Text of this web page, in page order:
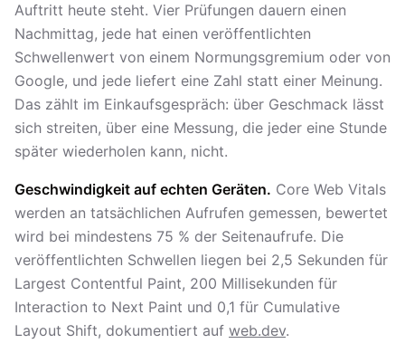
Auftritt heute steht. Vier Prüfungen dauern einen
Nachmittag, jede hat einen veröffentlichten
Schwellenwert von einem Normungsgremium oder von
Google, und jede liefert eine Zahl statt einer Meinung.
Das zählt im Einkaufsgespräch: über Geschmack lässt
sich streiten, über eine Messung, die jeder eine Stunde
später wiederholen kann, nicht.
Geschwindigkeit auf echten Geräten. Core Web Vitals
werden an tatsächlichen Aufrufen gemessen, bewertet
wird bei mindestens 75 % der Seitenaufrufe. Die
veröffentlichten Schwellen liegen bei 2,5 Sekunden für
Largest Contentful Paint, 200 Millisekunden für
Interaction to Next Paint und 0,1 für Cumulative
Layout Shift, dokumentiert auf web.dev.